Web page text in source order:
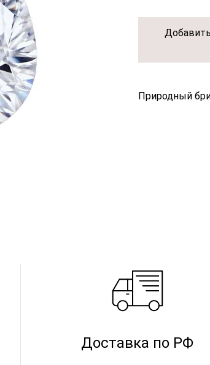
Природный
Доставка по РФ